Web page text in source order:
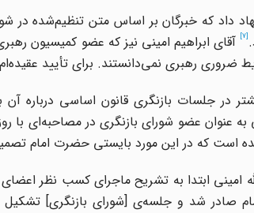
داد که خبرگان بر اساس متن تنظیمشده در
[7]
آقای ابراهیم امینی نیز که عضو کمیسیون
ضروری رهبری نمی‌دانستند. برای تأیید عقیده‌ام
در جلسات بازنگری قانون اساسی
است که در این مورد بایستی حضرت امام
امینی ابتدا به تشریح ماجرای کسب نظر
صادر شد و جلسهی [شورای بازنگری]